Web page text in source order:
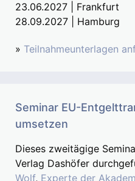
23.06.2027 | Frankfurt
28.09.2027 | Hamburg
» Teilnahmeunterlagen
Seminar EU-
umsetzen
Dieses zweitägige
Verlag Dashöfer
Wolf, Experte der